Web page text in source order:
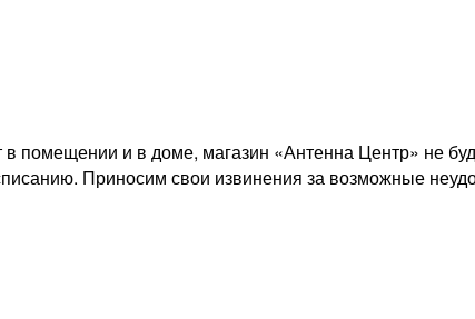
и в доме, магазин «Антенна Центр» не
Приносим свои извинения за возможные